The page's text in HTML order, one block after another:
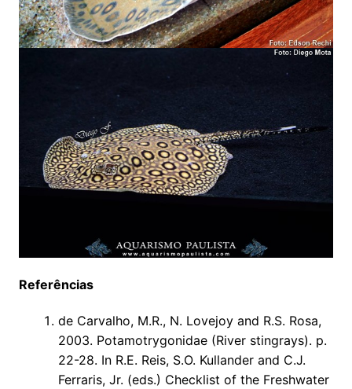
Referências
de Carvalho, M.R., N. Lovejoy and R.S. Rosa,
2003. Potamotrygonidae (River stingrays). p.
22-28. In R.E. Reis, S.O. Kullander and C.J.
Ferraris, Jr. (eds.) Checklist of the Freshwater